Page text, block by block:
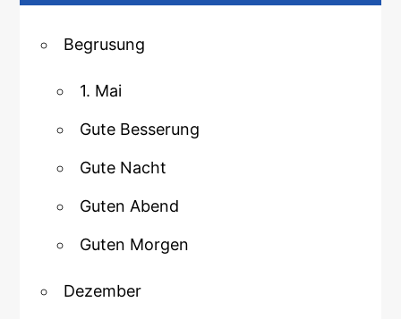
Begrusung
1. Mai
Gute Besserung
Gute Nacht
Guten Abend
Guten Morgen
Dezember